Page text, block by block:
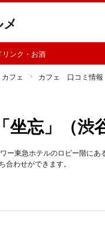
リンク・お酒
カフェ カフェ 口コミ情報
忘」（渋
ー東急ホテルのロビー階にあ
合わせができます。